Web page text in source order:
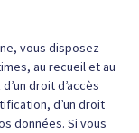
vous disposez
au recueil et au
droit d’accès
d’un droit
données. Si vous